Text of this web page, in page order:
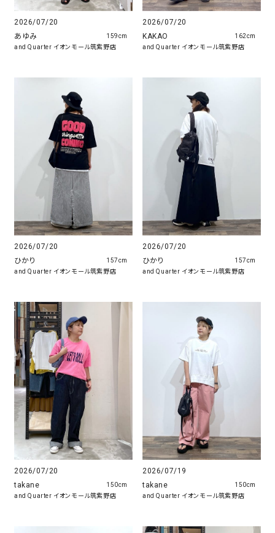
2026/07/20
あゆみ
and Quarter イオンモール筑紫野店
159cm
2026/07/20
KAKAO
and Quarter イオンモール筑紫野店
162cm
2026/07/20
ひかり
and Quarter イオンモール筑紫野店
157cm
2026/07/20
ひかり
and Quarter イオンモール筑紫野店
157cm
2026/07/20
takane
and Quarter イオンモール筑紫野店
150cm
2026/07/19
takane
and Quarter イオンモール筑紫野店
150cm